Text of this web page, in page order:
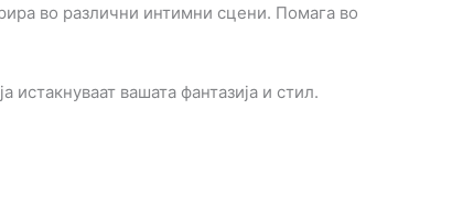
во различни интимни сцени. Помага во
истакнуваат вашата фантазија и стил.